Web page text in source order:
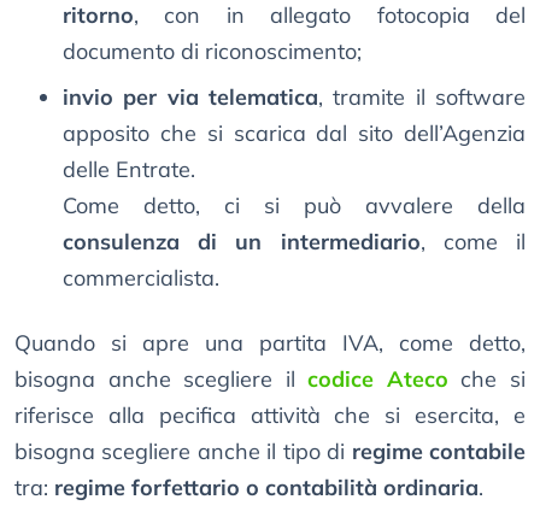
ritorno, con in allegato fotocopia del
documento di riconoscimento;
invio per via telematica, tramite il software
apposito che si scarica dal sito dell’Agenzia
delle Entrate.
Come detto, ci si può avvalere della
consulenza di un intermediario, come il
commercialista.
Quando si apre una partita IVA, come detto,
bisogna anche scegliere ilcodice Ateco che si
riferisce alla pecifica attività che si esercita, e
bisogna scegliere anche il tipo di regime contabile
tra: regime forfettario o contabilità ordinaria.